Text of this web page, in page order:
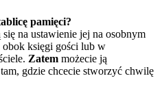
pamięci?
na ustawienie jej na osobnym
obok księgi gości lub w
Zatem możecie ją
gdzie chcecie stworzyć chwilę